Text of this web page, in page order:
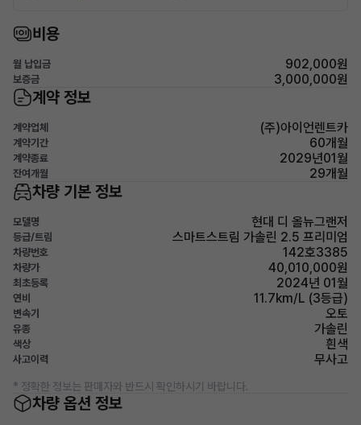
비용
월 납입금 902,000원
보증금 3,000,000원
계약 정보
계약업체 (주)아이언렌트카
계약기간 60개월
계약종료 2029년01월
잔여개월 29개월
차량 기본 정보
모델명 현대 디 올뉴그랜저
등급/트림 스마트스트림 가솔린 2.5 프리미엄
차량번호 142호3385
차량가 40,010,000원
최초등록 2024년 01월
연비 11.7km/L (3등급)
변속기 오토
유종 가솔린
색상 흰색
사고이력 무사고
* 정확한 정보는 판매자와 반드시 확인하시기 바랍니다.
차량 옵션 정보